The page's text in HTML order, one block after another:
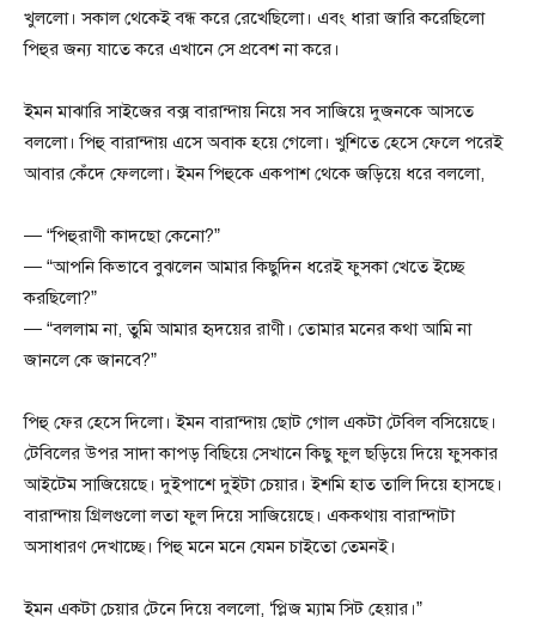
খুললো। সকাল থেকেই বন্ধ করে রেখেছিলো। এবং ধারা জারি করেছিলো
পিহুর জন্য যাতে করে এখানে সে প্রবেশ না করে।
ইমন মাঝারি সাইজের বক্স বারান্দায় নিয়ে সব সাজিয়ে দুজনকে আসতে
বললো। পিহু বারান্দায় এসে অবাক হয়ে গেলো। খুশিতে হেসে ফেলে পরেই
আবার কেঁদে ফেললো। ইমন পিহুকে একপাশ থেকে জড়িয়ে ধরে বললো,
— “পিহুরাণী কাদছো কেনো?”
— “আপনি কিভাবে বুঝলেন আমার কিছুদিন ধরেই ফুসকা খেতে ইচ্ছে
করছিলো?”
— “বললাম না, তুমি আমার হৃদয়ের রাণী। তোমার মনের কথা আমি না
জানলে কে জানবে?”
পিহু ফের হেসে দিলো। ইমন বারান্দায় ছোট গোল একটা টেবিল বসিয়েছে।
টেবিলের উপর সাদা কাপড় বিছিয়ে সেখানে কিছু ফুল ছড়িয়ে দিয়ে ফুসকার
আইটেম সাজিয়েছে। দুইপাশে দুইটা চেয়ার। ইশমি হাত তালি দিয়ে হাসছে।
বারান্দায় গ্রিলগুলো লতা ফুল দিয়ে সাজিয়েছে। এককথায় বারান্দাটা
অসাধারণ দেখাচ্ছে। পিহু মনে মনে যেমন চাইতো তেমনই।
ইমন একটা চেয়ার টেনে দিয়ে বললো, ‘প্লিজ ম্যাম সিট হেয়ার।”